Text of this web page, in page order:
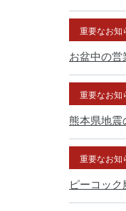
重要なお知
お盆中の営
重要なお知
熊本県地震
重要なお知
ピーコッ